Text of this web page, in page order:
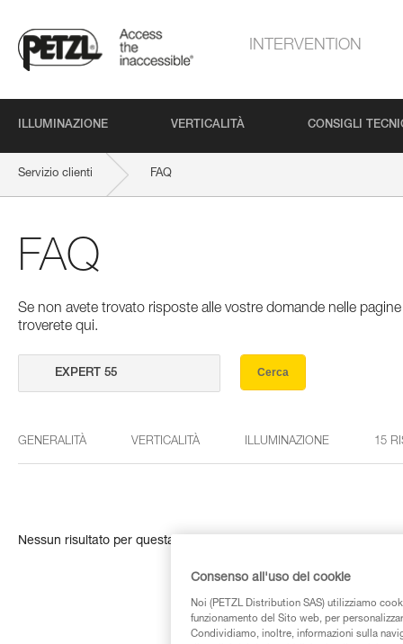
INTERVENTION
ILLUMINAZIONE VERTICALITÀ CONSIGLI
Servizio clienti FAQ
FAQ
Se non avete trovato risposte alle vostre domande nelle
troverete qui.
Cerca
GENERALITÀ VERTICALITÀ ILLUMINAZIONE 15
Nessun risultato per questa ricerca
Consenso all'uso dei cookie
Noi (PETZL Distribution SAS) utilizziamo
funzionamento del Sito web, per
Condividiamo, inoltre, informazioni sulla